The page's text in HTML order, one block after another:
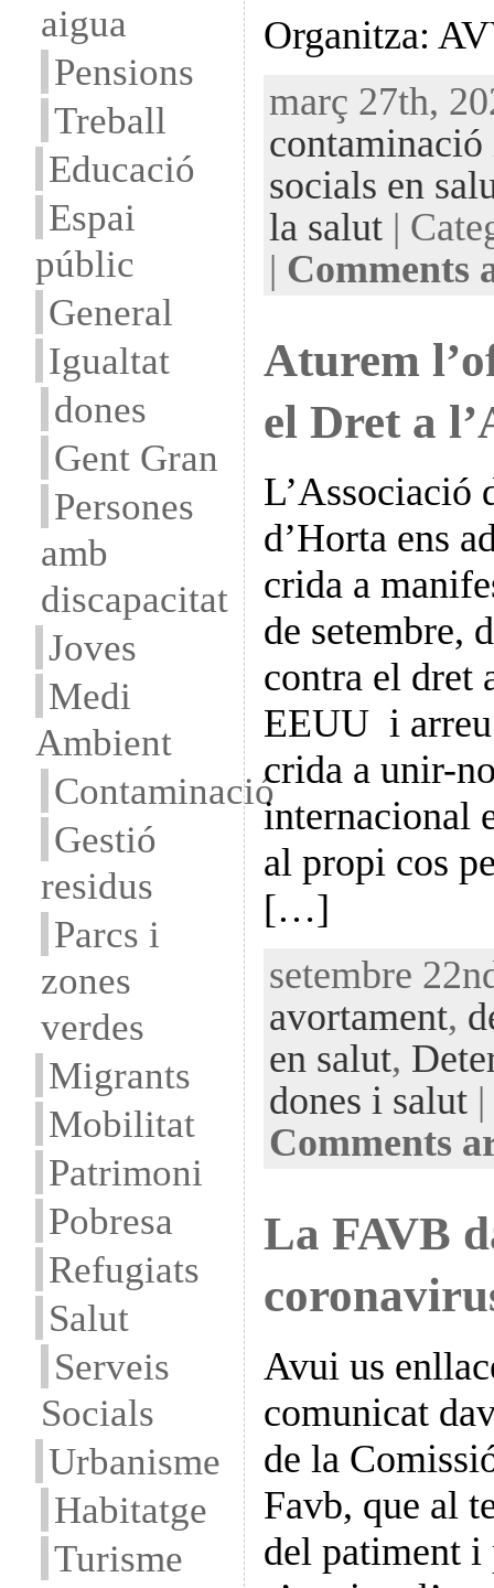
aigua
Pensions
Treball
Educació
Espai
públic
General
Igualtat
dones
Gent Gran
Persones
amb
discapacitat
Joves
Medi
Ambient
Contaminació
Gestió
residus
Parcs i
zones
verdes
Migrants
Mobilitat
Patrimoni
Pobresa
Refugiats
Salut
Serveis
Socials
Urbanisme
Habitatge
Turisme
Organitza:
març 27th,
contaminació
socials en
la salut|
| Comments
Aturem
el Dret a
L’Associació
d’Horta ens
crida a
de setembre,
contra el dret
EEUU i
crida a unir-
internacional
al propi cos
[…]
setembre
avortament,
en salut,
dones i salut|
Comments
La FAVB
Avui us
comunicat
de la
Favb, que al
del patiment i